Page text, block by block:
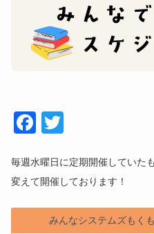
Face
毎週水曜日に定期開催していた
変えて開催しております！
みんなシステムズもく